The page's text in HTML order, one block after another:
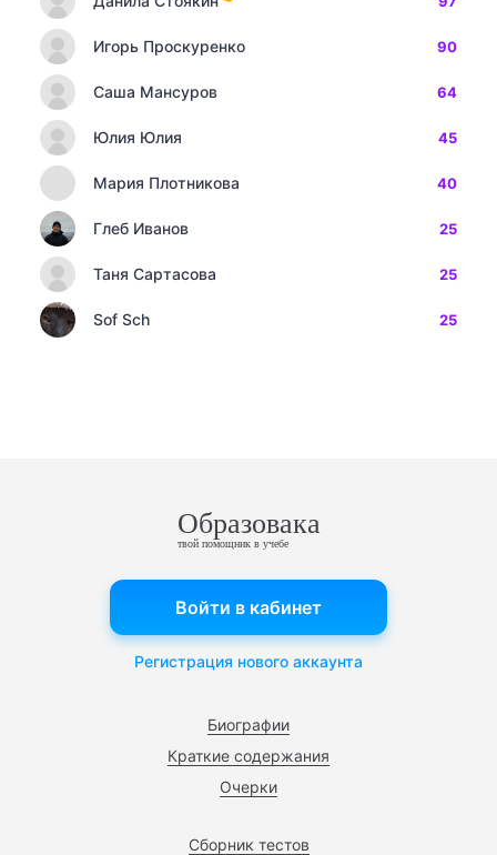
Игорь Проскуренко 90
Саша Мансуров 64
Юлия Юлия 45
Мария Плотникова 40
Глеб Иванов 25
Таня Сартасова 25
Sof Sch 25
Образовака
твой помощник в учебе
Биографии
Краткие содержания
Очерки
Сборник тестов
Войти в кабинет
Регистрация нового аккаунта